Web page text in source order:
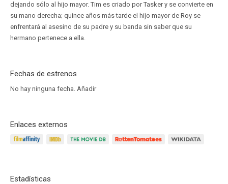
dejando sólo al hijo mayor. Tim es criado por Tasker y se convierte en
su mano derecha; quince años más tarde el hijo mayor de Roy se
enfrentará al asesino de su padre y su banda sin saber que su
hermano pertenece a ella.
Fechas de estrenos
No hay ninguna fecha. Añadir
Enlaces externos
Estadísticas